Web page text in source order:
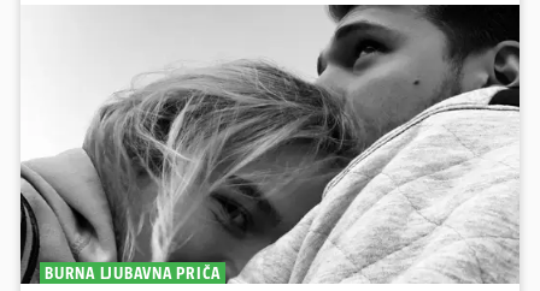
BURNA LJUBAVNA PRIČA